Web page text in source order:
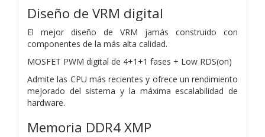
Diseño de VRM digital
El mejor diseño de VRM jamás construido con
componentes de la más alta calidad.
MOSFET PWM digital de 4+1+1 fases + Low RDS(on)
Admite las CPU más recientes y ofrece un rendimiento
mejorado del sistema y la máxima escalabilidad de
hardware.
Memoria DDR4 XMP